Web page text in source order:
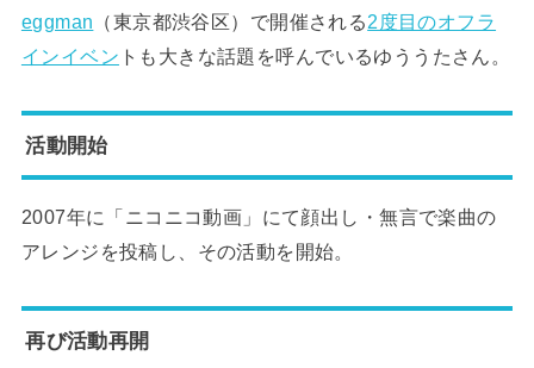
eggman （東京都渋谷区）で開催される2度目のオフラ
インイベン トも大きな話題を呼んでいるゆううたさん。
活動開始
2007年に「ニコニコ動画」にて顔出し・無言で楽曲の
アレンジを投稿し、その活動を開始。
再び活動再開